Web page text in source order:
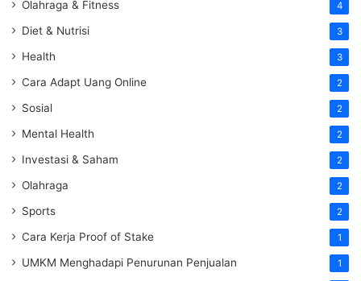
Olahraga & Fitness 4
Diet & Nutrisi 3
Health 3
Cara Adapt Uang Online 2
Sosial 2
Mental Health 2
Investasi & Saham 2
Olahraga 2
Sports 2
Cara Kerja Proof of Stake 1
UMKM Menghadapi Penurunan Penjualan 1